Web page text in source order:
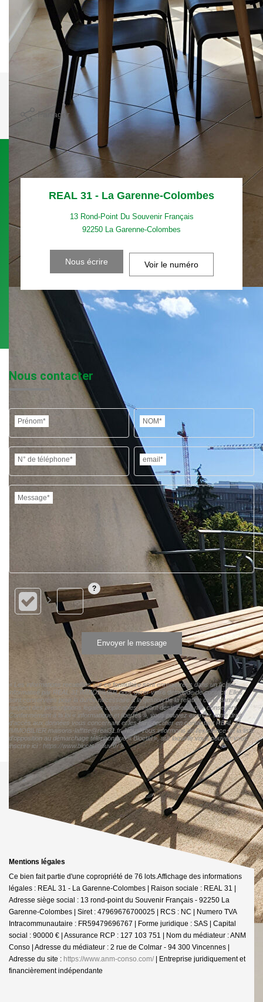
exposition Plein Sud, il a tout pour plaire !
Déposer ma candidature
Nos honoraires Nous contacter
Imprimer
Partager
REAL 31 - La Garenne-Colombes
13 Rond-Point Du Souvenir Français
92250 La Garenne-Colombes
Nous écrire Voir le numéro
Nous contacter
Prénom* NOM*
N° de téléphone* email*
Message*
Envoyer le message
« Les informations recueillies sur ce formulaire sont enregistrées dans un fichier
informatisé par REAL 31 IMMOBILIER pour gérer votre demande de contact. Elles
sont conservées pour la durée nécessaire à la gestion de la relation client dans le
respect des prescriptions légales applicables et sont destinées à nos conseillers
Conformément à la loi « informatique et libertés », vous pouvez exercer votre droit
d'accès aux données vous concernant et les faire rectifier en contactant REAL 31
IMMOBILIER maisons-laffitte@real31.fr. Nous vous informons de l'existence de la liste
d'opposition au démarchage téléphonique « Bloctel », sur laquelle vous pouvez vous
inscrire ici : https://www.bloctel.gouv.fr/»
Mentions légales
Ce bien fait partie d'une copropriété de 76 lots.Affichage des informations
légales : REAL 31 - La Garenne-Colombes | Raison sociale : REAL 31 |
Adresse siège social : 13 rond-point du Souvenir Français - 92250 La
Garenne-Colombes | Siret : 47969676700025 | RCS : NC | Numero TVA
Intracommunautaire : FR59479696767 | Forme juridique : SAS | Capital
social : 90000 € | Assurance RCP : 127 103 751 | Nom du médiateur : ANM
Conso | Adresse du médiateur : 2 rue de Colmar - 94 300 Vincennes |
Adresse du site : https://www.anm-conso.com/ | Entreprise juridiquement et
financièrement indépendante